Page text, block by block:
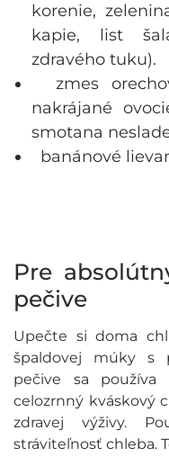
korenie,
kapie, list
zdravého tuku).
zmes
nakrájané
smotana
banánové
Pre
pečive
Upečte si doma
špaldovej múky s
pečive sa používa
celozrnný kváskový
zdravej výživy.
stráviteľnosť chleba.